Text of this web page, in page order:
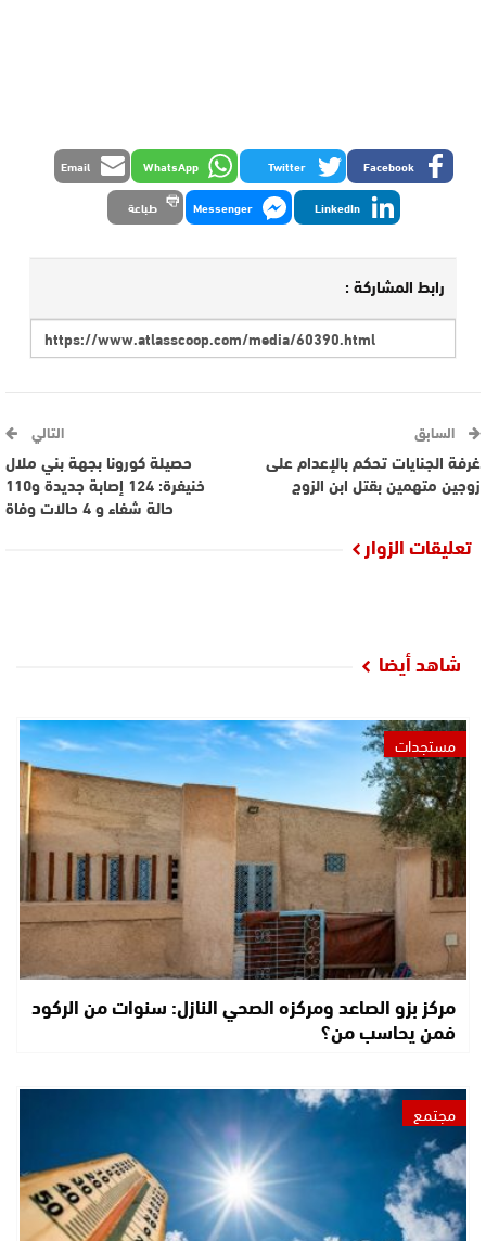
Facebook
Twitter
WhatsApp
Email
LinkedIn
Messenger طباعة
رابط المشاركة :
السابق
غرفة الجنايات تحكم بالإعدام على
زوجين متهمين بقتل ابن الزوج
التالي
حصيلة كورونا بجهة بني ملال
خنيفرة: 124 إصابة جديدة و110
حالة شفاء و 4 حالات وفاة
تعليقات الزوار
شاهد أيضا
مستجدات
مركز بزو الصاعد ومركزه الصحي النازل: سنوات من الركود
فمن يحاسب من؟
مجتمع